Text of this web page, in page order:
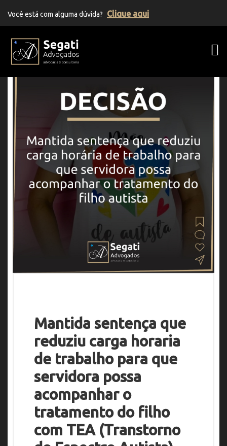
Você está com alguma dúvida? Clique aqui
Mantida sentença que
reduziu carga horaria
de trabalho para que
servidora possa
acompanhar o
tratamento do filho
com TEA (Transtorno